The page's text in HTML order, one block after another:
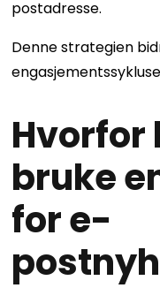
postadresse.
Denne strategien
Hvorfor
bruke
for e-